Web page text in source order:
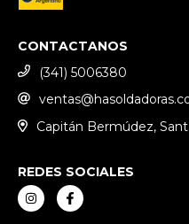
CONTACTANOS
(341) 5006380
Capitán Bermúdez,
REDES SOCIALES